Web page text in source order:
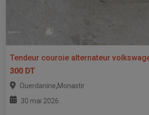
Tendeur couroie alternateur
300 DT
Ouerdanine,Monastir
30 mai 2026